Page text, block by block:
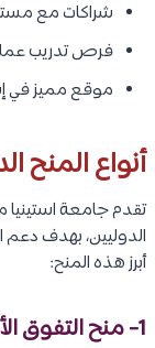
شراكات مع
فرص تدريب
موقع مميز في
أنواع المنح
تقدم جامعة
الدوليين، بهدف دعم
أبرز هذه المنح:
1- منح التفوق